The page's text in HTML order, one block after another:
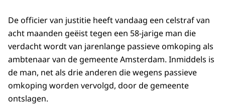
De officier van justitie heeft vandaag een celstraf van
acht maanden geëist tegen een 58-jarige man die
verdacht wordt van jarenlange passieve omkoping als
ambtenaar van de gemeente Amsterdam. Inmiddels is
de man, net als drie anderen die wegens passieve
omkoping worden vervolgd, door de gemeente
ontslagen.